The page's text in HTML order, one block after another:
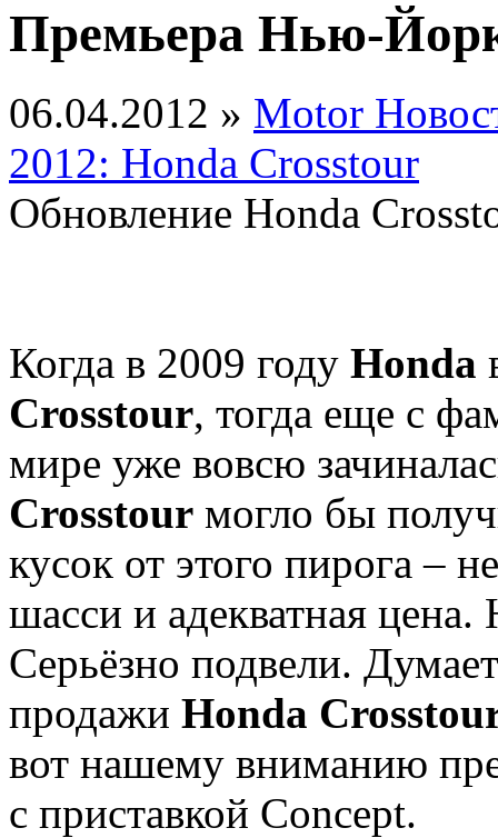
Премьера Нью-
06.04.2012 » Motor
2012: Honda Crosstour
Обновление Honda
Когда в 2009 году Honda
Crosstour, тогда еще с
мире уже вовсю
Crosstour могло бы
кусок от этого пирога –
шасси и адекватная
Серьёзно подвели.
продажи Honda
вот нашему вниманию
с приставкой Concept.